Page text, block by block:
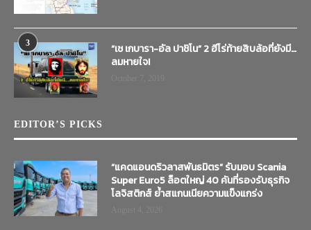
3
“เช เกบารา-อัล ปาชิโน” 2 ฮีโร่ท้ายสิบล้อที่ยังมี…
ลมหายใจ!
EDITOR’S PICKS
“แคดแอนดริวลาสพันธมิตร” รับมอบ Scania
Super Euro5 ล็อตใหญ่ 40 คันที่รองรับธุรกิจ
โลจิสติกส์ ย้ำสแกนเนียความแข็งแกร่ง